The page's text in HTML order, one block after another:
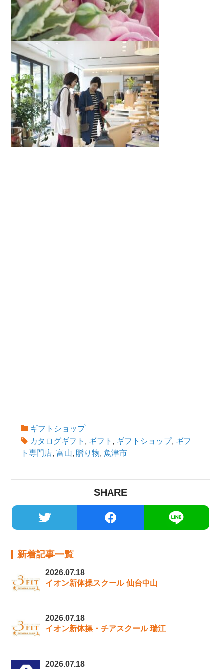
ギフトショップ
カタログギフト , ギフト , ギフトショップ, ギフ
ト専門店,富山, 贈り物,魚津市
SHARE
新着記事一覧
2026.07.18
イオン新体操スクール 仙台中山
2026.07.18
イオン新体操・チアスクール 瑞江
2026.07.18